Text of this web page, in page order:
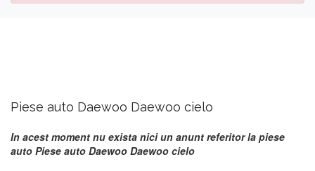
Piese auto Daewoo Daewoo cielo
In acest moment nu exista nici un anunt referitor la piese
auto Piese auto Daewoo Daewoo cielo